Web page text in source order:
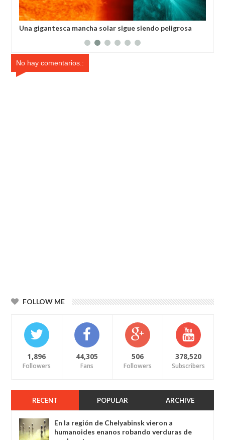
mancha solar sigue siendo peligrosa
La NASA se
No hay comentarios.:
FOLLOW ME
1,896
Followers
44,305
Fans
506
Followers
378,520
Subscribers
RECENT POPULAR ARCHIVE
En la región de Chelyabinsk vieron a
humanoides enanos robando verduras de